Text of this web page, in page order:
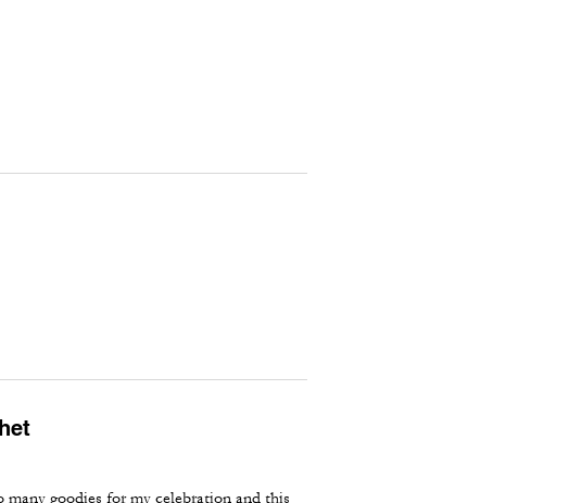
goodies for my celebration and this